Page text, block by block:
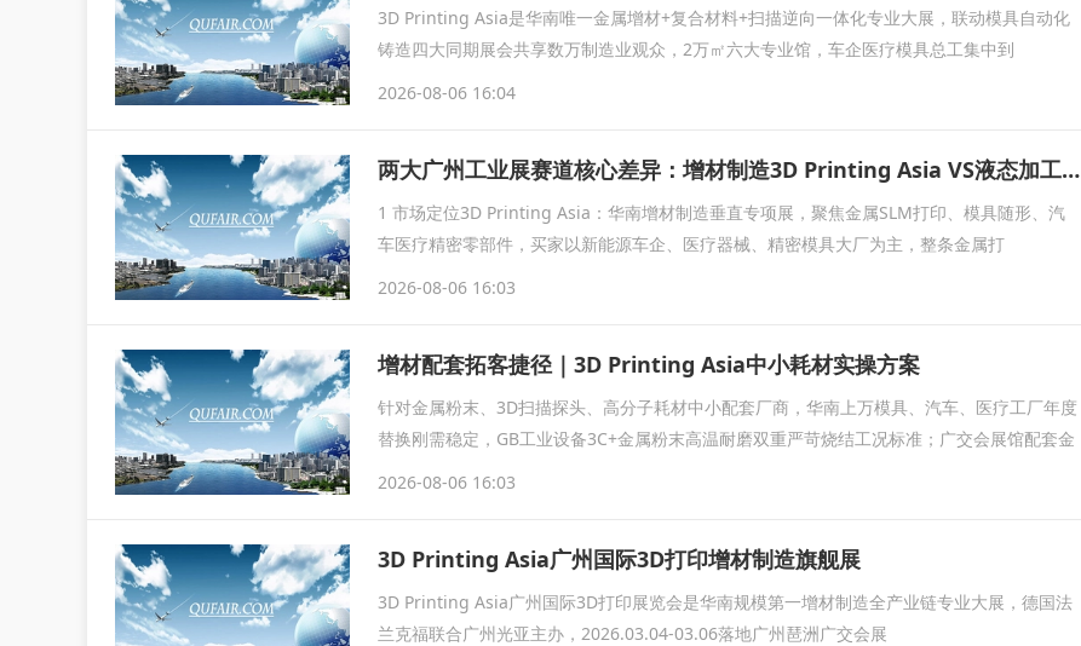
3D Printing Asia是华南唯一金属增材+复合材料+扫描逆向一体化专业大展，联动模具自动化
铸造四大同期展会共享数万制造业观众，2万㎡六大专业馆，车企医疗模具总工集中到
2026-08-06 16:04
两大广州工业展赛道核心差异：增材制造3D Printing Asia VS液态加工BLFAasia
1 市场定位3D Printing Asia：华南增材制造垂直专项展，聚焦金属SLM打印、模具随形、汽
车医疗精密零部件，买家以新能源车企、医疗器械、精密模具大厂为主，整条金属打
2026-08-06 16:03
增材配套拓客捷径｜3D Printing Asia中小耗材实操方案
针对金属粉末、3D扫描探头、高分子耗材中小配套厂商，华南上万模具、汽车、医疗工厂年度
替换刚需稳定，GB工业设备3C+金属粉末高温耐磨双重严苛烧结工况标准；广交会展馆配套金
2026-08-06 16:03
3D Printing Asia广州国际3D打印增材制造旗舰展
3D Printing Asia广州国际3D打印展览会是华南规模第一增材制造全产业链专业大展，德国法
兰克福联合广州光亚主办，2026.03.04-03.06落地广州琶洲广交会展